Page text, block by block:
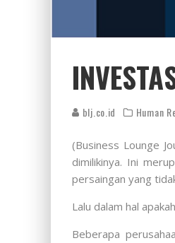
blj.co.id Human
(Business Lounge
dimilikinya. Ini
persaingan yang
Lalu dalam hal
Beberapa